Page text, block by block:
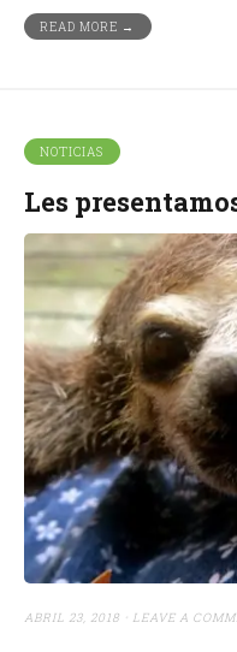
READ MORE →
NOTICIAS
Les
ABRIL 23, 2018 LEAVE A